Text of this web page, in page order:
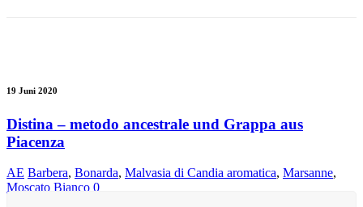
19 Juni 2020
Distina – metodo ancestrale und Grappa aus
Piacenza
AE Barbera, Bonarda, Malvasia di Candia aromatica, Marsanne,
Moscato Bianco 0